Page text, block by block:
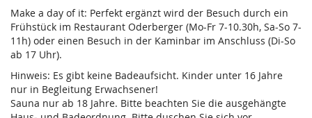
Make a day of it: Perfekt ergänzt wird der Besuch durch ein
Frühstück im Restaurant Oderberger (Mo-Fr 7-10.30h, Sa-So 7-
11h) oder einen Besuch in der Kaminbar im Anschluss (Di-So
ab 17 Uhr).
Hinweis: Es gibt keine Badeaufsicht. Kinder unter 16 Jahre
nur in Begleitung Erwachsener!
Sauna nur ab 18 Jahre. Bitte beachten Sie die ausgehängte